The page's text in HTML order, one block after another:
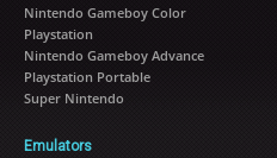
Nintendo Gameboy Color
Playstation
Nintendo Gameboy Advance
Playstation Portable
Super Nintendo
Emulators